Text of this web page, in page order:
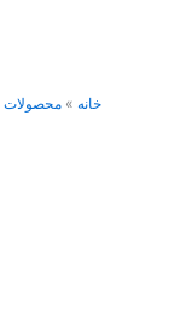
خانه »محصولات